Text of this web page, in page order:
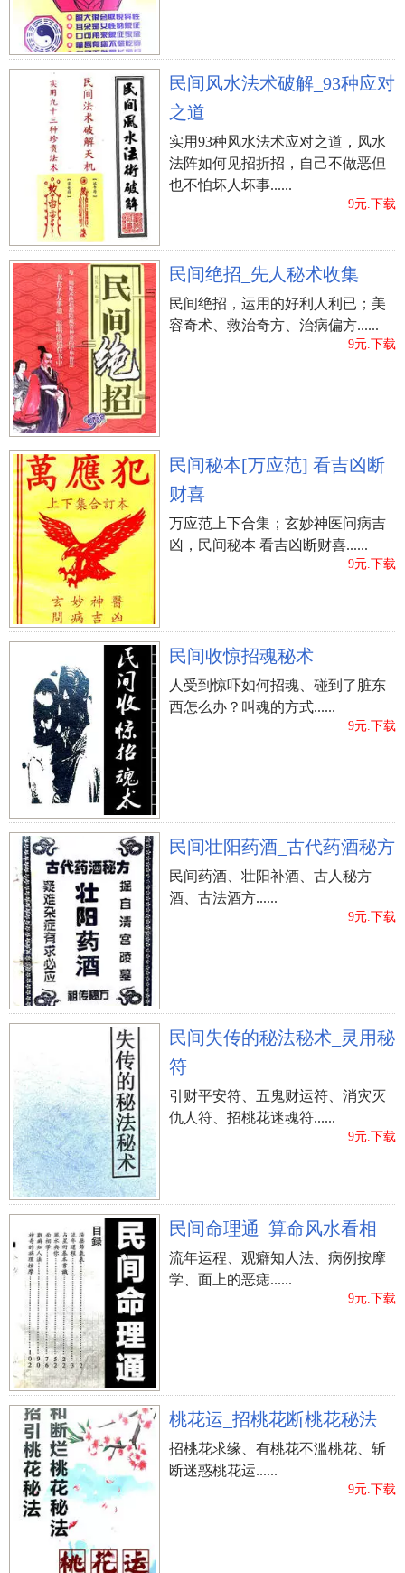
民间风水法术破解_93种应对
之道
实用93种风水法术应对之道，风水
法阵如何见招折招，自己不做恶但
也不怕坏人坏事......
9元.下载
民间绝招_先人秘术收集
民间绝招，运用的好利人利已；美
容奇术、救治奇方、治病偏方......
9元.下载
民间秘本[万应范] 看吉凶断
财喜
万应范上下合集；玄妙神医问病吉
凶，民间秘本 看吉凶断财喜......
9元.下载
民间收惊招魂秘术
人受到惊吓如何招魂、碰到了脏东
西怎么办？叫魂的方式......
9元.下载
民间壮阳药酒_古代药酒秘方
民间药酒、壮阳补酒、古人秘方
酒、古法酒方......
9元.下载
民间失传的秘法秘术_灵用秘
符
引财平安符、五鬼财运符、消灾灭
仇人符、招桃花迷魂符......
9元.下载
民间命理通_算命风水看相
流年运程、观癖知人法、病例按摩
学、面上的恶痣......
9元.下载
桃花运_招桃花断桃花秘法
招桃花求缘、有桃花不滥桃花、斩
断迷惑桃花运......
9元.下载